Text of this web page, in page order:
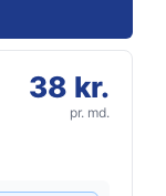
38 kr.
pr. md.